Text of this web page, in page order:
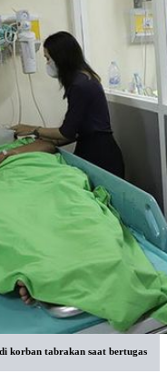
korban tabrakan saat bertugas